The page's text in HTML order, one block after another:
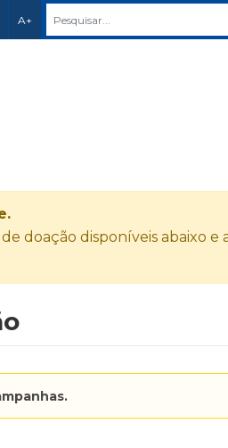
A+
doação disponíveis abaixo e